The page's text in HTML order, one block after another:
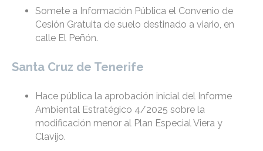
Somete a Información Pública el Convenio de
Cesión Gratuita de suelo destinado a viario, en
calle El Peñón.
Santa Cruz de Tenerife
Hace pública la aprobación inicial del Informe
Ambiental Estratégico 4/2025 sobre la
modificación menor al Plan Especial Viera y
Clavijo.